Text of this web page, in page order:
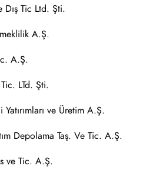
Dış Tic Ltd. Şti.
A.Ş.
A.Ş.
LTd. Şti.
ve Üretim A.Ş.
Depolama Taş. Ve Tic. A.Ş.
ve Tic. A.Ş.